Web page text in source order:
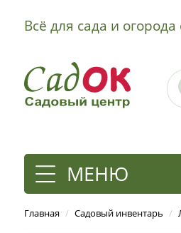
Всё для сада и
МЕНЮ
Главная / Садовый инвентарь /